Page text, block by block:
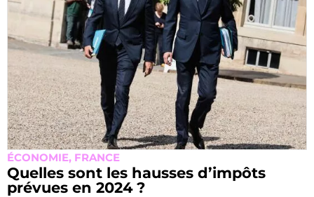
ÉCONOMIE, FRANCE
Quelles sont les hausses d’impôts
prévues en 2024 ?